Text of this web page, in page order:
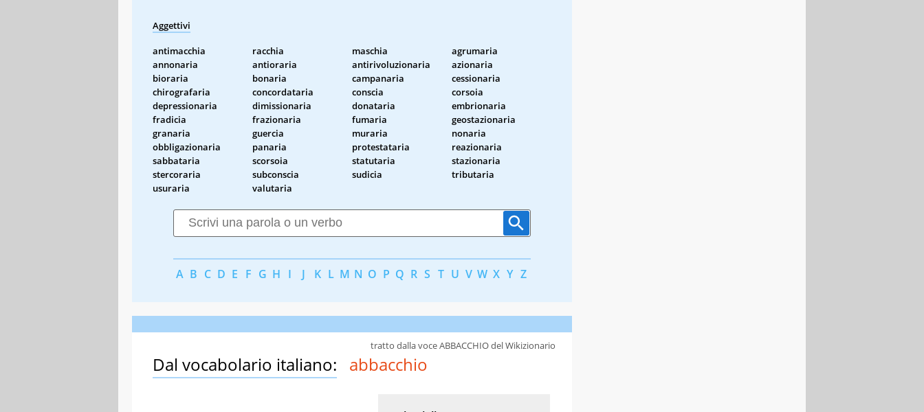
Aggettivi
antimacchia racchia maschia
agrumaria
annonaria
antioraria antirivoluzionaria
azionaria
bioraria
bonaria campanaria
cessionaria
chirografaria
concordataria conscia
corsoia
depressionaria
dimissionaria donataria
embrionaria
fradicia
frazionaria fumaria
geostazionaria
granaria
guercia muraria
nonaria
obbligazionaria
panaria protestataria
reazionaria
sabbataria
scorsoia statutaria
stazionaria
stercoraria
subconscia sudicia
tributaria
usuraria
valutaria
A B C D E F G H I J K L M N O P Q R S T U V W X Y Z
Dal vocabolario italiano: abbacchio
tratto dalla voce ABBACCHIO del Wikizionario